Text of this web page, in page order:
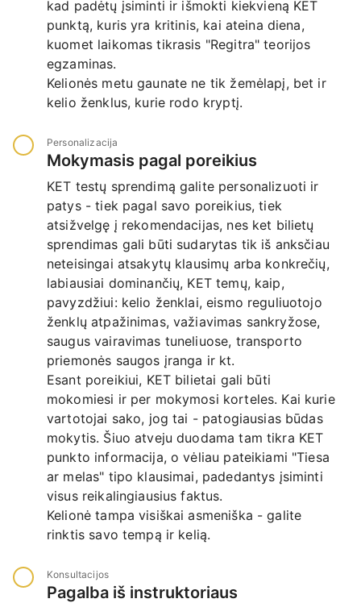
kad padėtų įsiminti ir išmokti kiekvieną KET
punktą, kuris yra kritinis, kai ateina diena,
kuomet laikomas tikrasis "Regitra" teorijos
egzaminas.
Kelionės metu gaunate ne tik žemėlapį, bet ir
kelio ženklus, kurie rodo kryptį.
Personalizacija
Mokymasis pagal poreikius
KET testų sprendimą galite personalizuoti ir
patys - tiek pagal savo poreikius, tiek
atsižvelgę į rekomendacijas, nes ket bilietų
sprendimas gali būti sudarytas tik iš anksčiau
neteisingai atsakytų klausimų arba konkrečių,
labiausiai dominančių, KET temų, kaip,
pavyzdžiui: kelio ženklai, eismo reguliuotojo
ženklų atpažinimas, važiavimas sankryžose,
saugus vairavimas tuneliuose, transporto
priemonės saugos įranga ir kt.
Esant poreikiui, KET bilietai gali būti
mokomiesi ir per mokymosi korteles. Kai kurie
vartotojai sako, jog tai - patogiausias būdas
mokytis. Šiuo atveju duodama tam tikra KET
punkto informacija, o vėliau pateikiami "Tiesa
ar melas" tipo klausimai, padedantys įsiminti
visus reikalingiausius faktus.
Kelionė tampa visiškai asmeniška - galite
rinktis savo tempą ir kelią.
Konsultacijos
Pagalba iš instruktoriaus